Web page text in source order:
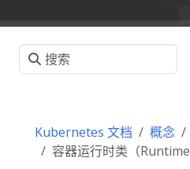
Kubernetes 文档 概念
容器运行时类（Runtime